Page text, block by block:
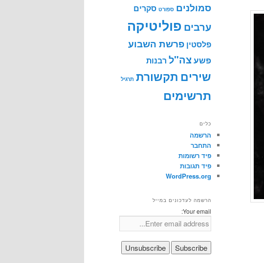
סמולנים ספורט סקרים
ערבים פוליטיקה
פלסטין פרשת השבוע
פשעצה"ל רבנות
שירים תקשורת תרגיל
תרשימים
כלים
הרשמה
התחבר
פיד רשומות
פיד תגובות
WordPress.org
הרשמה לעדכונים במייל
Your email: